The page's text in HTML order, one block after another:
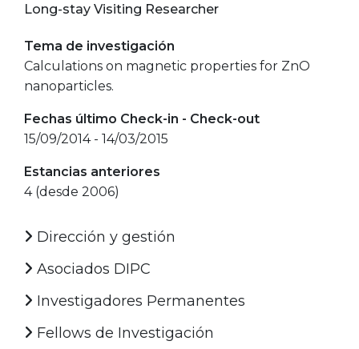
Long-stay Visiting Researcher
Tema de investigación
Calculations on magnetic properties for ZnO
nanoparticles.
Fechas último Check-in - Check-out
15/09/2014 - 14/03/2015
Estancias anteriores
4 (desde 2006)
Dirección y gestión
Asociados DIPC
Investigadores Permanentes
Fellows de Investigación